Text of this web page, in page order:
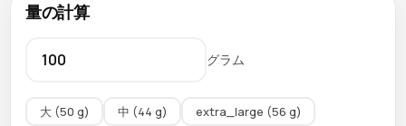
量の計算
グラム
大 (50 g) 中 (44 g) extra_large (56 g)